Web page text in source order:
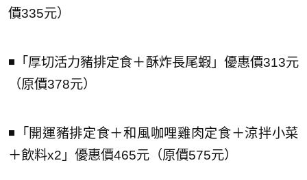
價335元）
◾️「厚切活力豬排定食＋酥炸長尾蝦」優惠價313元
（原價378元）
◾️「開運豬排定食＋和風咖哩雞肉定食＋涼拌小菜
＋飲料x2」優惠價465元（原價575元）